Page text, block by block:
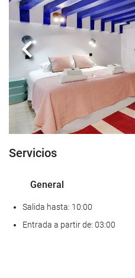
Anterior
Servicios
General
Salida hasta: 10:00
Entrada a partir de: 03:00